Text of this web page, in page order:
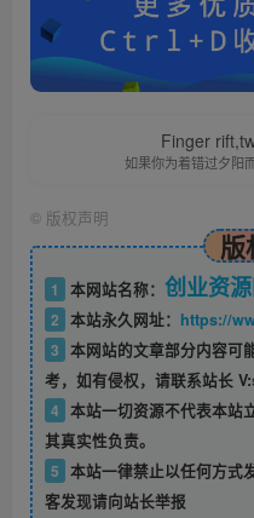
Finger
如果你为着错过夕阳
© 版权声明
版
1 本网站名称： 创业资
2 本站永久网址： https://
3 本网站的文章部分内容可
考，如有侵权，请联系站长 V:
4 本站一切资源不代表本站
其真实性负责。
5 本站一律禁止以任何方式
客发现请向站长举报